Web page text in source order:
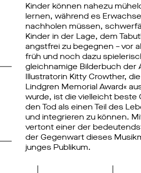
Kinder können nahezu
lernen, während es
nachholen müssen,
Kinder in der Lage, dem
angstfrei zu begegnen – vor
früh und noch dazu
gleichnamige Bilderbuch der
Illustratorin Kitty Crowther,
Lindgren Memorial Award«
wurde, ist die vielleicht beste
den Tod als einen Teil des
und integrieren zu können.
vertont einer der
der Gegenwart dieses
junges Publikum.